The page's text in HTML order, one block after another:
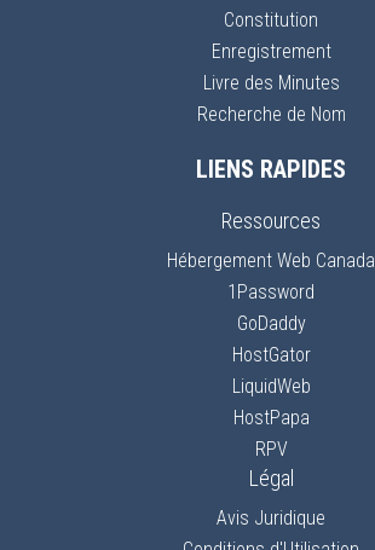
Constitution
Enregistrement
Livre des Minutes
Recherche de Nom
LIENS RAPIDES
Ressources
Hébergement Web Canada
1Password
GoDaddy
HostGator
LiquidWeb
HostPapa
RPV
Légal
Avis Juridique